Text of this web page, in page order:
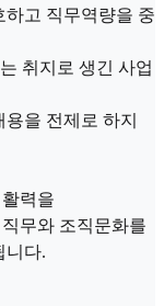
하고 직무역량을 중
취지로 생긴 사업
을 전제로 하지
력을
무와 조직문화를
니다.